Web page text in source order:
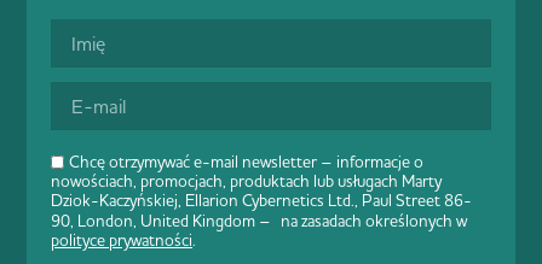
Chcę otrzymywać e-mail newsletter – informacje o
nowościach, promocjach, produktach lub usługach Marty
Dziok-Kaczyńskiej, Ellarion Cybernetics Ltd., Paul Street 86-
90, London, United Kingdom – na zasadach określonych w
polityce prywatności.